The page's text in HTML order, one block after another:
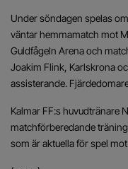
Under söndagen spelas
väntar hemmamatch mot
Guldfågeln Arena och
Joakim Flink, Karlskrona
assisterande.
Kalmar FF:s huvudtränare
matchförberedande
som är aktuella för spel